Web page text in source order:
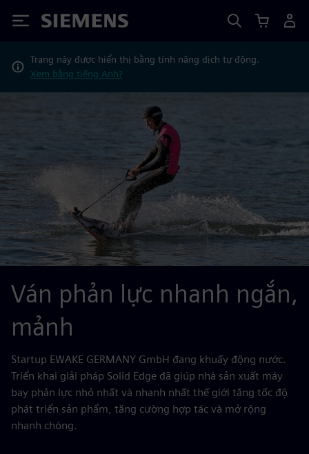
Siemens
Trang này được hiển thị bằng tính năng dịch tự động.
Xem bằng tiếng Anh?
Ván phản lực nhanh ngắn,
mảnh
Startup EWAKE GERMANY GmbH đang khuấy động nước.
Triển khai giải pháp Solid Edge đã giúp nhà sản xuất máy
bay phản lực nhỏ nhất và nhanh nhất thế giới tăng tốc độ
phát triển sản phẩm, tăng cường hợp tác và mở rộng
nhanh chóng.